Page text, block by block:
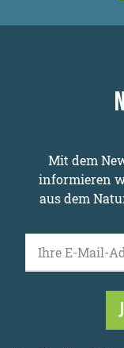
Mit dem
informieren
aus dem